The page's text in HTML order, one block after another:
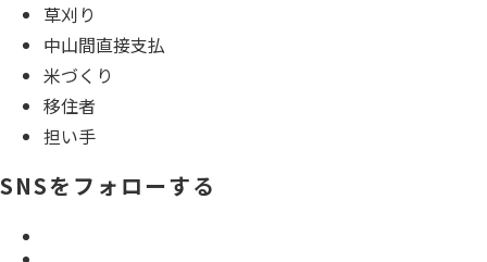
草刈り
中山間直接支払
米づくり
移住者
担い手
SNSをフォローする